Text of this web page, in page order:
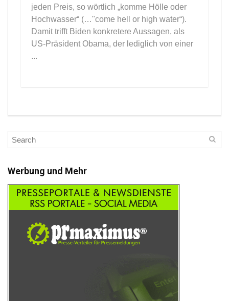
jeden Preis, so wörtlich „komme Hölle oder
Hochwasser“ (…"come hell or high water“).
Damit trifft Biden konkretere Aussagen, als
US-Präsident Obama, der lediglich von einer
...
Werbung und Mehr